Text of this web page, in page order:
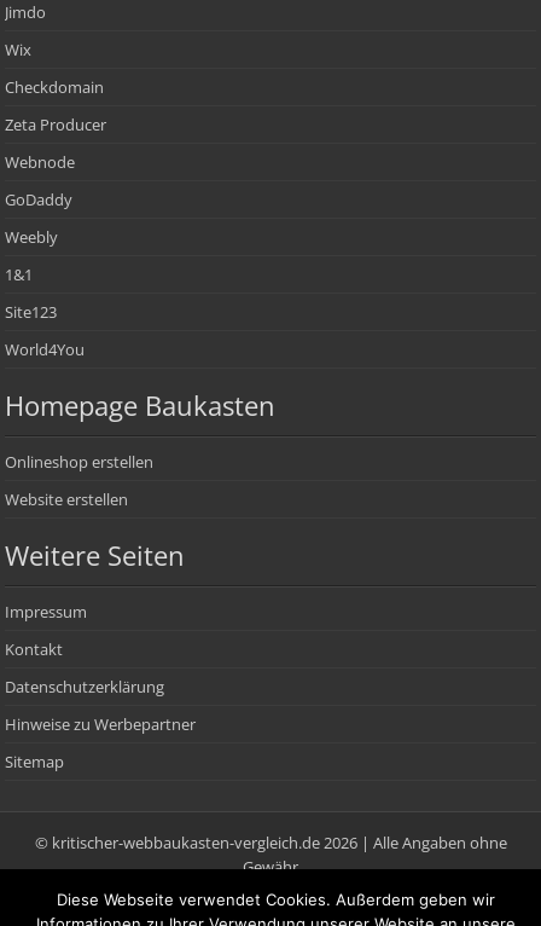
Jimdo
Wix
Checkdomain
Zeta Producer
Webnode
GoDaddy
Weebly
1&1
Site123
World4You
Homepage Baukasten
Onlineshop erstellen
Website erstellen
Weitere Seiten
Impressum
Kontakt
Datenschutzerklärung
Hinweise zu Werbepartner
Sitemap
© kritischer-webbaukasten-vergleich.de 2026 | Alle Angaben ohne
Gewähr
Diese Webseite verwendet Cookies. Außerdem geben wir